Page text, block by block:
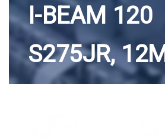
I-BEAM 120
S275JR, 12M